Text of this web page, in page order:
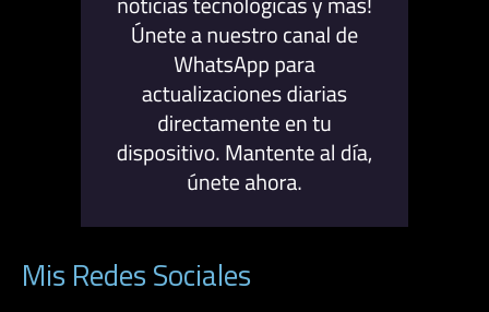
Mis Redes Sociales